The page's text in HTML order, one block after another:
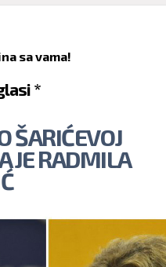
sa vama!
*
ŠARIĆEVOJ
JE RADMILA